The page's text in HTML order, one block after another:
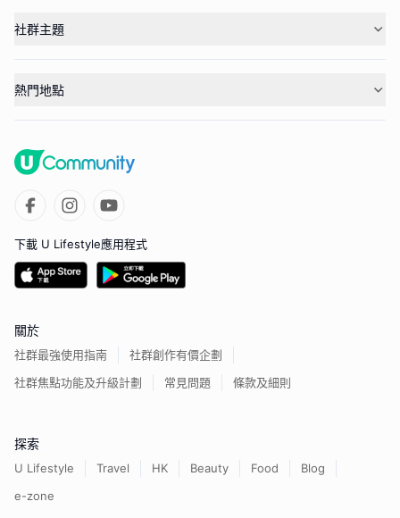
社群主題
熱門地點
下載 U Lifestyle應用程式
關於
社群最強使用指南
社群創作有價企劃
社群焦點功能及升級計劃
常見問題 條款及細則
探索
U Lifestyle Travel HK Beauty Food
Blog
e-zone